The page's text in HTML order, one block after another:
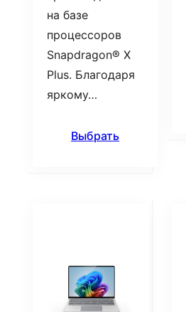
на базе
процессоров
Snapdragon® X
Plus. Благодаря
яркому…
Выбрать